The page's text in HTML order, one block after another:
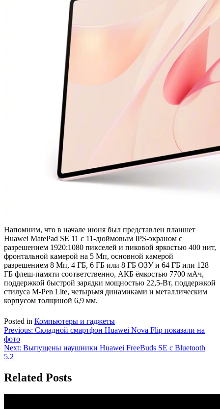
Напомним, что в начале июня был представлен планшет
Huawei MatePad SE 11 с 11-дюймовым IPS-экраном с
разрешением 1920:1080 пикселей и пиковой яркостью 400 нит,
фронтальной камерой на 5 Мп, основной камерой
разрешением 8 Мп, 4 ГБ, 6 ГБ или 8 ГБ ОЗУ и 64 ГБ или 128
ГБ флеш-памяти соответственно, АКБ ёмкостью 7700 мАч,
поддержкой быстрой зарядки мощностью 22,5-Вт, поддержкой
стилуса M-Pen Lite, четырьмя динамиками и металлическим
корпусом толщиной 6,9 мм.
Posted in Компьютеры и гаджеты
Навигация
по
записям
Previous: Складной смартфон Huawei Nova Flip показали на
фото
Next: Выпущены наушники Huawei FreeBuds SE с Bluetooth
5.2
Related Posts